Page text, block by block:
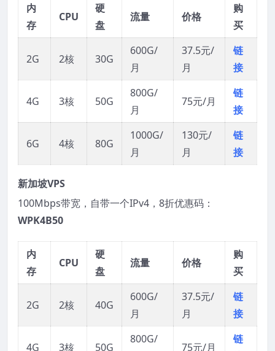
内
存
CPU
硬
盘
流量 价格
购
买
2G 2核 30G
600G/
月
37.5元/
月
链
接
4G 3核 50G
800G/
月
75元/月
链
接
6G 4核 80G
1000G/
月
130元/
月
链
接
新加坡VPS
100Mbps带宽，自带一个IPv4，8折优惠码：
WPK4B50
内
存
CPU
硬
盘
流量 价格
购
买
2G 2核 40G
600G/
月
37.5元/
月
链
接
4G 3核 50G
800G/
75元/月
链